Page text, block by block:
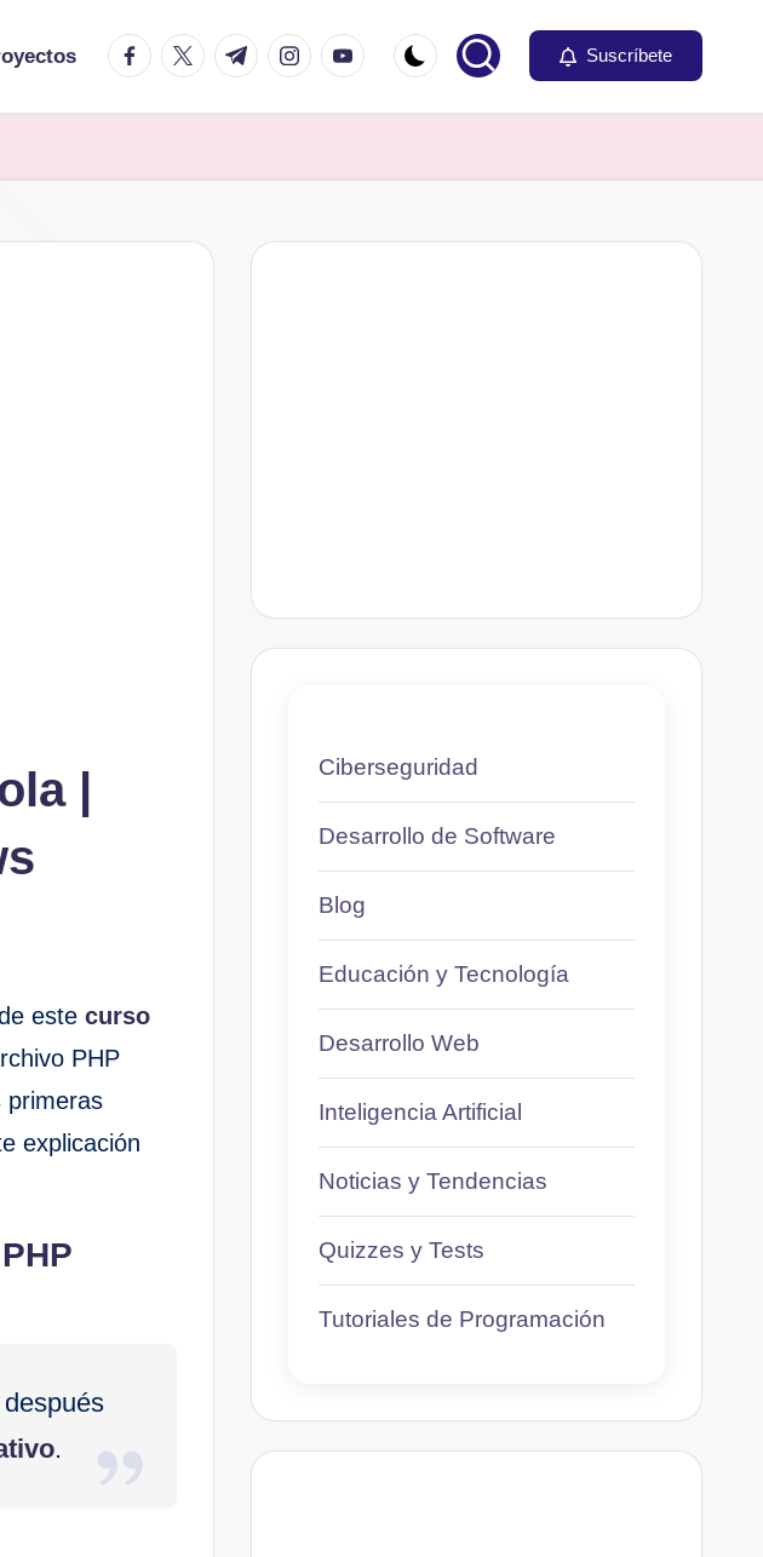
facebook.com
twitter.com
t.me instagram.com
youtube.com Suscríbete
|
este curso
PHP
primeras
explicación
.
Ciberseguridad
Desarrollo de Software
Blog
Educación y Tecnología
Desarrollo Web
Inteligencia Artificial
Noticias y Tendencias
Quizzes y Tests
Tutoriales de Programación